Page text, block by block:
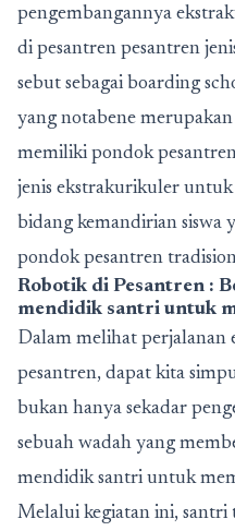
pengembangannya
di pesantren pesantren
sebut sebagai boarding
yang notabene
memiliki pondok
jenis ekstrakurikuler
bidang kemandirian siswa
pondok pesantren
Robotik di Pesantren :
mendidik santri untuk
Dalam melihat
pesantren, dapat kita
bukan hanya sekadar
sebuah wadah yang
mendidik santri untuk
Melalui kegiatan ini, santri